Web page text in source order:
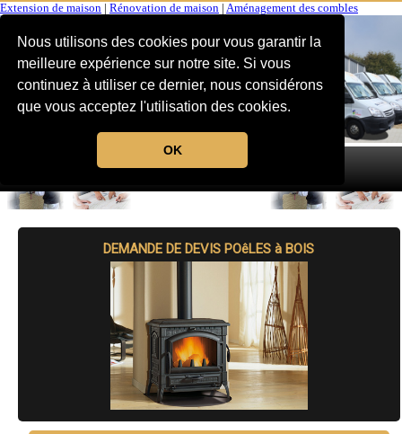
Nous utilisons des cookies pour vous garantir la
meilleure expérience sur notre site. Si vous
continuez à utiliser ce dernier, nous considérons
que vous acceptez l'utilisation des cookies.
OK
Extension de maison Rénovation de maison Aménagement des combles
MENU
DEMANDE DE DEVIS POêLES à BOIS